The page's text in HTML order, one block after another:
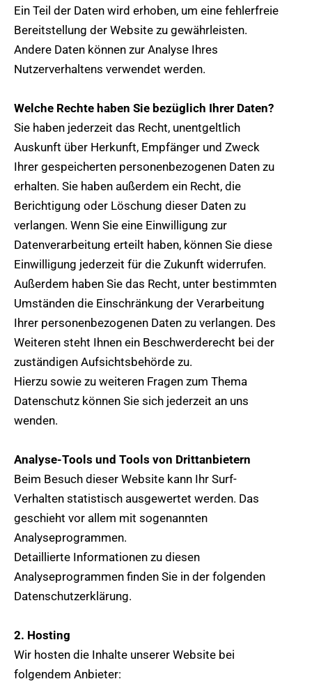
Ein Teil der Daten wird erhoben, um eine fehlerfreie
Bereitstellung der Website zu gewährleisten.
Andere Daten können zur Analyse Ihres
Nutzerverhaltens verwendet werden.
Welche Rechte haben Sie bezüglich Ihrer Daten?
Sie haben jederzeit das Recht, unentgeltlich
Auskunft über Herkunft, Empfänger und Zweck
Ihrer gespeicherten personenbezogenen Daten zu
erhalten. Sie haben außerdem ein Recht, die
Berichtigung oder Löschung dieser Daten zu
verlangen. Wenn Sie eine Einwilligung zur
Datenverarbeitung erteilt haben, können Sie diese
Einwilligung jederzeit für die Zukunft widerrufen.
Außerdem haben Sie das Recht, unter bestimmten
Umständen die Einschränkung der Verarbeitung
Ihrer personenbezogenen Daten zu verlangen. Des
Weiteren steht Ihnen ein Beschwerderecht bei der
zuständigen Aufsichtsbehörde zu.
Hierzu sowie zu weiteren Fragen zum Thema
Datenschutz können Sie sich jederzeit an uns
wenden.
Analyse-Tools und Tools von Drittanbietern
Beim Besuch dieser Website kann Ihr Surf-
Verhalten statistisch ausgewertet werden. Das
geschieht vor allem mit sogenannten
Analyseprogrammen.
Detaillierte Informationen zu diesen
Analyseprogrammen finden Sie in der folgenden
Datenschutzerklärung.
2. Hosting
Wir hosten die Inhalte unserer Website bei
folgendem Anbieter: